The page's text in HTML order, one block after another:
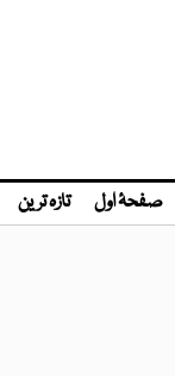
صفحۂ اول تازہ ترین